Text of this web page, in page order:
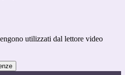
utilizzati dal lettore video